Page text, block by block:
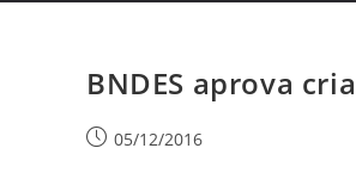
BNDES aprova
05/12/2016